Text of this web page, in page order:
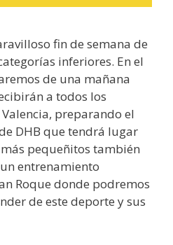
fin de semana de
inferiores. En el
de una mañana
a todos los
preparando el
DHB que tendrá lugar
pequeñitos también
entrenamiento
Roque donde podremos
de este deporte y sus